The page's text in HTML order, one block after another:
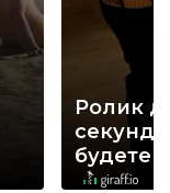
Ролик
секунд,
будете